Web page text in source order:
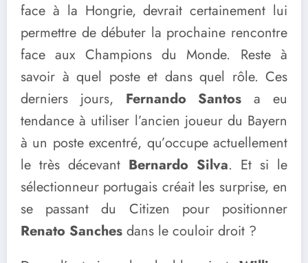
face à la Hongrie, devrait certainement lui
permettre de débuter la prochaine rencontre
face aux Champions du Monde. Reste à
savoir à quel poste et dans quel rôle. Ces
derniers jours, Fernando Santos a eu
tendance à utiliser l’ancien joueur du Bayern
à un poste excentré, qu’occupe actuellement
le très décevant Bernardo Silva. Et si le
sélectionneur portugais créait les surprise, en
se passant du Citizen pour positionner
Renato Sanches dans le couloir droit ?